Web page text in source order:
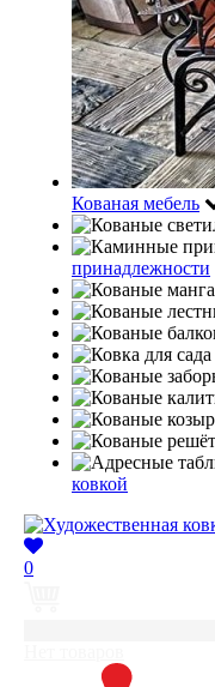
Кованая мебель
принадлежности
ковкой
0